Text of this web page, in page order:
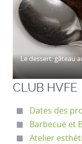
Le dessert: gâteau
CLUB HVFE
Dates des
Barbecue et
Atelier